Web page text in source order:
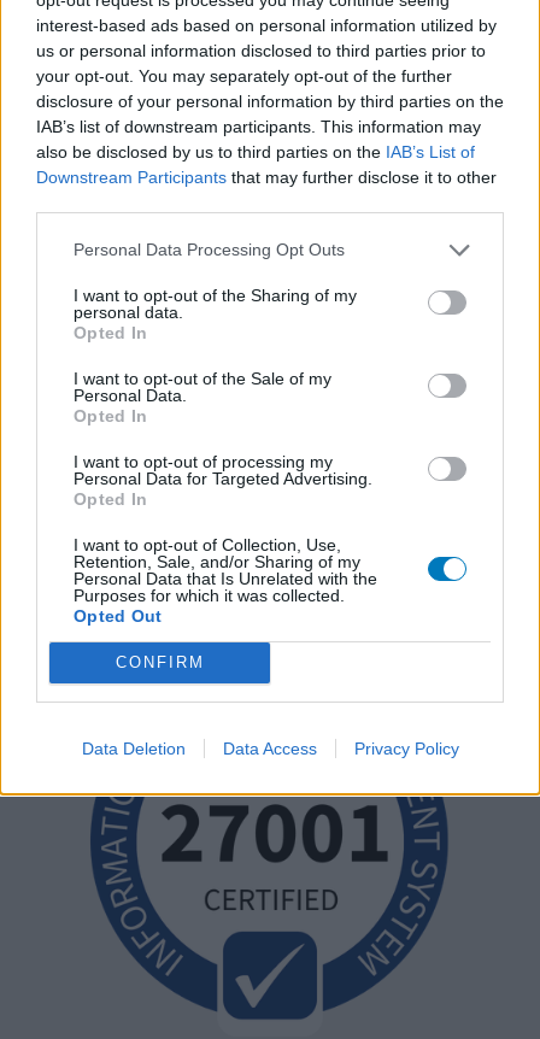
interest-based ads based on personal information utilized by
us or personal information disclosed to third parties prior to
your opt-out. You may separately opt-out of the further
disclosure of your personal information by third parties on the
IAB’s list of downstream participants. This information may
also be disclosed by us to third parties on the IAB’s List of
Downstream Participants that may further disclose it to other
Personal Data Processing Opt Outs
I want to opt-out of the Sharing of my
personal data.
Opted In
I want to opt-out of the Sale of my
Personal Data.
Opted In
I want to opt-out of processing my
Personal Data for Targeted Advertising.
Opted In
I want to opt-out of Collection, Use,
Retention, Sale, and/or Sharing of my
Personal Data that Is Unrelated with the
Purposes for which it was collected.
Opted Out
CONFIRM
Data Deletion Data Access Privacy Policy
een review voor een medicijn. Voor het delen van ervaringen is
geen medische kennis noodzakelijk. Op deze manier geven de
reviews alleen een beeld van de ervaring van de schrijvers en niet
die van de eigenaar van deze website. Denk er aan dat de
ervaringen kunnen verschillen van persoon tot persoon en dat u
voor medisch advies altijd contact op moet nemen met uw arts of
apotheker.